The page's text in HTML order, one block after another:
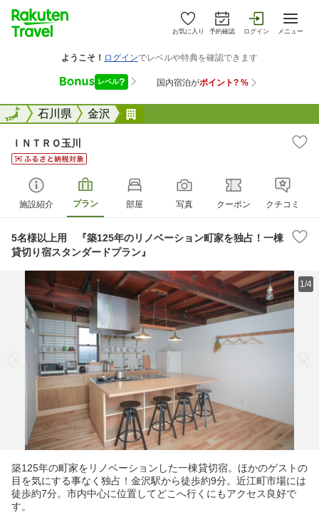
お気に入り 予約確認 ログイン メニュー
全国石川県 金沢
全国
ＩＮＴＲＯ玉川
施設紹介 プラン 部屋 写真 クーポン クチコミ
5名様以上用 『築125年のリノベーション町家を独占！一棟
貸切り宿スタンダードプラン』
1/4
築125年の町家をリノベーションした一棟貸切宿。ほかのゲストの
目を気にする事なく独占！金沢駅から徒歩約9分。近江町市場には
徒歩約7分。市内中心に位置してどこへ行くにもアクセス良好で
す。